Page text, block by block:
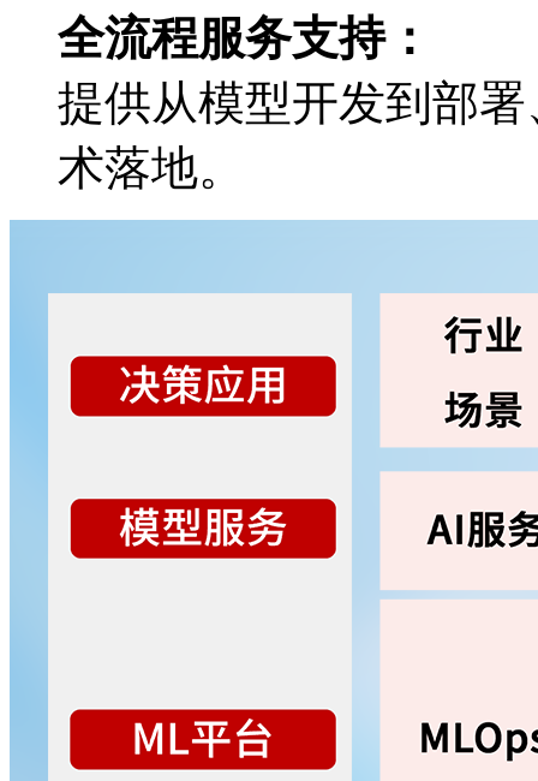
全流程服务支持：
提供从模型开发到部署
术落地。